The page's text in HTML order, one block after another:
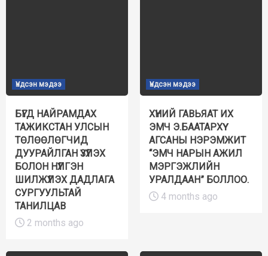
Үндсэн мэдээ
БҮГД НАЙРАМДАХ
ТАЖИКСТАН УЛСЫН
ТӨЛӨӨЛӨГЧИД
ДУУРАЙЛГАН ҮЗҮҮЛЭХ
БОЛОН НҮҮЛГЭН
ШИЛЖҮҮЛЭХ ДАДЛАГА
СУРГУУЛЬТАЙ
ТАНИЛЦАВ
2 months ago
Үндсэн мэдээ
ХҮНИЙ ГАВЬЯАТ ИХ
ЭМЧ Э.БААТАРХҮҮ
АГСАНЫ НЭРЭМЖИТ
“ЭМЧ НАРЫН АЖИЛ
МЭРГЭЖЛИЙН
УРАЛДААН” БОЛЛОО.
4 months ago